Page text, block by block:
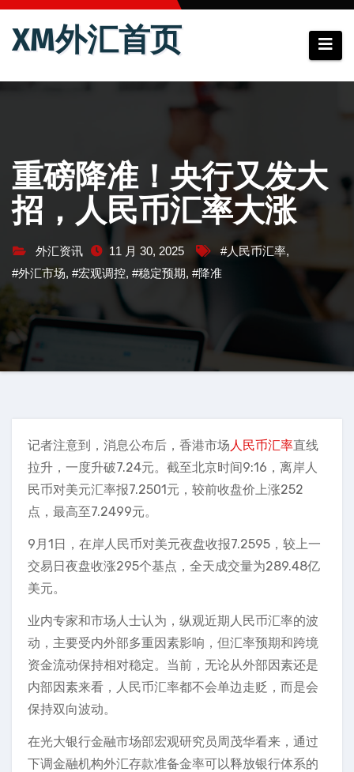
跳
XM外汇首页
重磅降准！央行又发大
招，人民币汇率大涨
外汇资讯 11 月 30, 2025 #人民币汇率,
#外汇市场, #宏观调控, #稳定预期, #降准
记者注意到，消息公布后，香港市场人民币汇率直线
拉升，一度升破7.24元。截至北京时间9:16，离岸人
民币对美元汇率报7.2501元，较前收盘价上涨252
点，最高至7.2499元。
9月1日，在岸人民币对美元夜盘收报7.2595，较上一
交易日夜盘收涨295个基点，全天成交量为289.48亿
美元。
业内专家和市场人士认为，纵观近期人民币汇率的波
动，主要受内外部多重因素影响，但汇率预期和跨境
资金流动保持相对稳定。当前，无论从外部因素还是
内部因素来看，人民币汇率都不会单边走贬，而是会
保持双向波动。
在光大银行金融市场部宏观研究员周茂华看来，通过
下调金融机构外汇存款准备金率可以释放银行体系的